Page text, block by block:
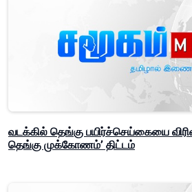
வடக்கில் தெங்கு பயிர்ச்செய்கையை
தெங்கு முக்கோணம்’ திட்டம்